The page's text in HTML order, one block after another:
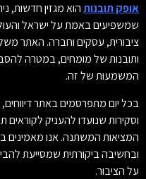
אופק תובנותהוא מגזין חדשות,
שמשפיעים באמת על ישראל
ציבורית, עסקים וחברה. האתר
ותובנות של מומחים, במטרה
המשמעות של זה.
בכל יום מתפרסמים באתר
וסקירות שנועדו להעניק
המציאות המשתנה. אנו מאמינים
ובחשיבה ביקורתית שמסייעת
על הציבור.